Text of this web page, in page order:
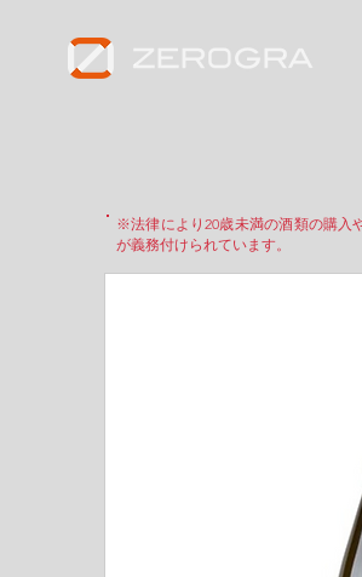
※法律により20歳未満の酒類の購入
が義務付けられています。